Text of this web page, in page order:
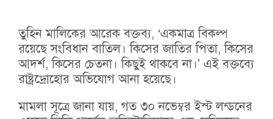
তুহিন মালিকের আরেক বক্তব্য, ‘একমাত্র বিকল্প
রয়েছে সংবিধান বাতিল। কিসের জাতির পিতা, কিসের
আদর্শ, কিসের চেতনা। কিছুই থাকবে না।' এই বক্তব্যে
রাষ্ট্রদ্রোহোর অভিযোগ আনা হয়েছে।
মামলা সূত্রে জানা যায়, গত ৩০ নভেম্বর ইস্ট লন্ডনের